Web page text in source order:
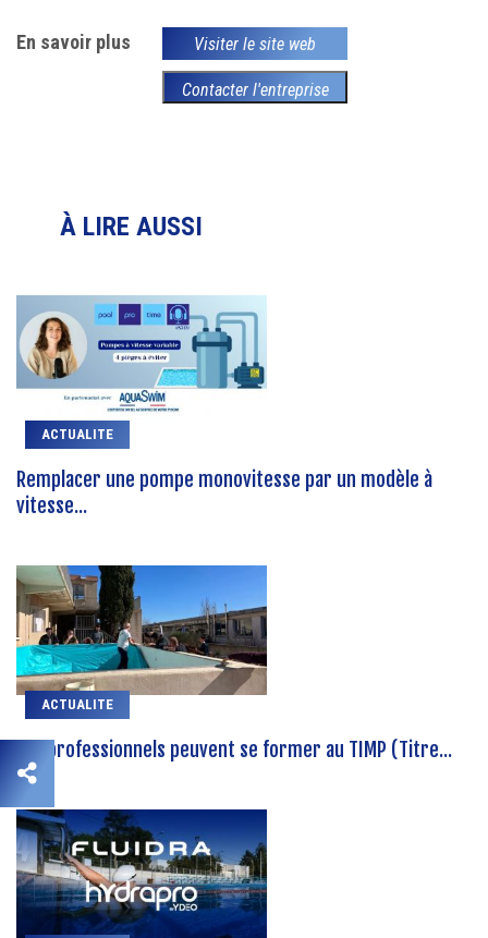
En savoir plus Visiter le site web
Contacter l'entreprise
À LIRE AUSSI
ACTUALITE
Remplacer une pompe monovitesse par un modèle à
vitesse...
ACTUALITE
Les professionnels peuvent se former au TIMP (Titre...